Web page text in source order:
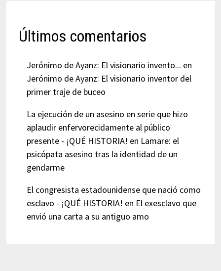
Últimos comentarios
Jerónimo de Ayanz: El visionario invento... en
Jerónimo de Ayanz: El visionario inventor del
primer traje de buceo
La ejecución de un asesino en serie que hizo
aplaudir enfervorecidamente al público
presente - ¡QUÉ HISTORIA! en Lamare: el
psicópata asesino tras la identidad de un
gendarme
El congresista estadounidense que nació como
esclavo - ¡QUÉ HISTORIA! en El exesclavo que
envió una carta a su antiguo amo